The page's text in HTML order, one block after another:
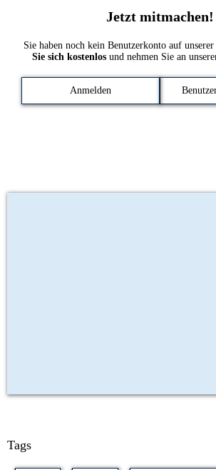
Jetzt mitmachen!
Sie haben noch kein Benutzerkonto auf unserer
Sie sich kostenlosund nehmen Sie an
Anmelden
Tags